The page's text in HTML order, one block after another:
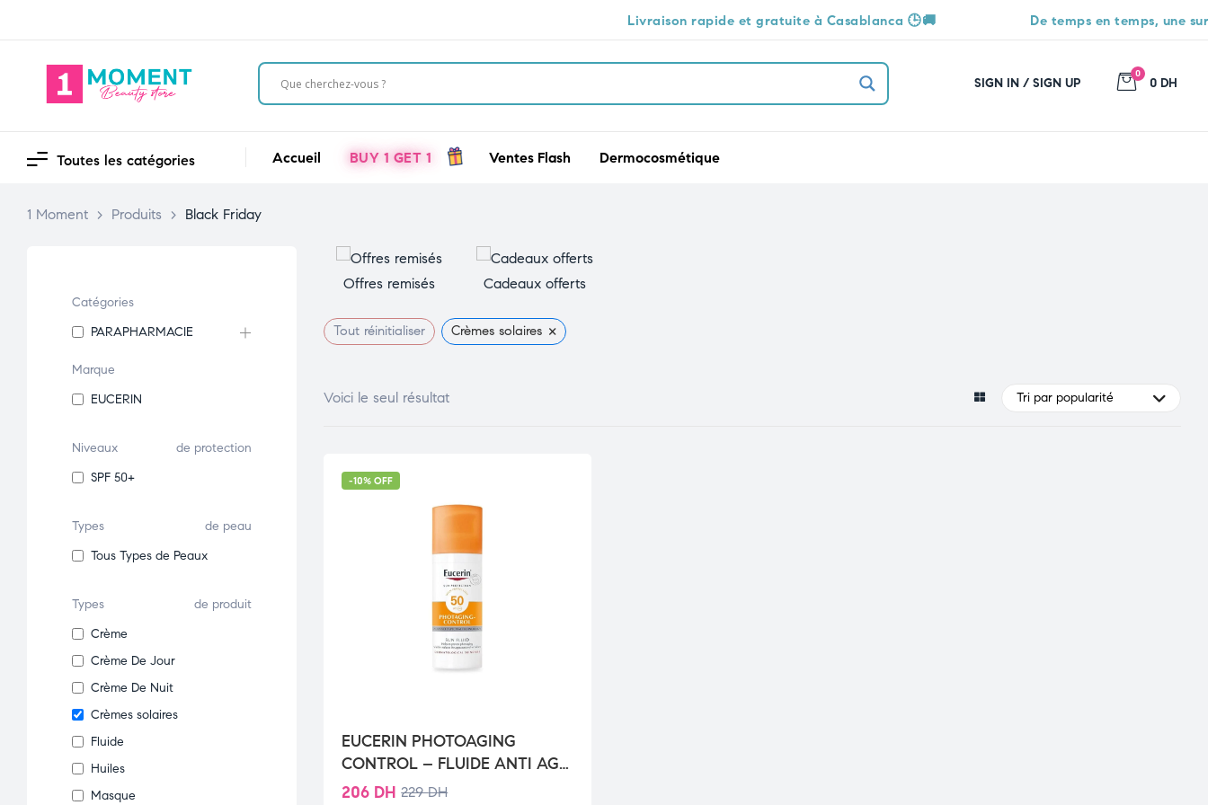
Livraison rapide et gratuite à Casablanca 🕒🚚 De temps en temps, une surprise vous
SIGN IN / SIGN UP
0
0 DH
Toutes les catégories Accueil BUY 1 GET 1 Ventes Flash Dermocosmétique
1 Moment > Produits > Black Friday
Offres remisés Cadeaux offerts
Tout réinitialiser Crèmes solaires ×
Voici le seul résultat Tri par popularité
-10% OFF
EUCERIN PHOTOAGING
CONTROL – FLUIDE ANTI AGE
50 ML
229DH
206 DH
Catégories
PARAPHARMACIE
Marque
EUCERIN
Niveaux
de protection
SPF 50+
Types
de peau
Tous Types de Peaux
Types
de produit
Crème
Crème De Jour
Crème De Nuit
Crèmes solaires
Fluide
Huiles
Masque